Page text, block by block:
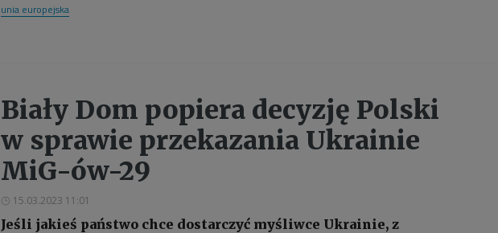
unia europejska
Biały Dom popiera decyzję Polski
w sprawie przekazania Ukrainie
MiG-ów-29
15.03.2023 11:01
Jeśli jakieś państwo chce dostarczyć myśliwce Ukrainie, z